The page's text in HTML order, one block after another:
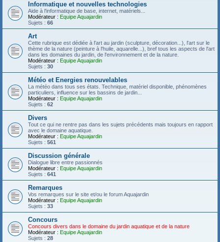
Informatique et nouvelles technologies
Aide à l'informatique de base, internet, matériels...
Modérateur : Equipe Aquajardin
Sujets : 66
Art
Cette rubrique est dédiée à l'art au jardin (sculpture, décoration...), l'art sur le
thème de la nature (peinture à l'huile, aquarelle...), bref tous les aspects de l'art
dans les domaines du jardin, de l'environnement et de la nature.
Modérateur : Equipe Aquajardin
Sujets : 30
Météo et Energies renouvelables
La météo dans tous ses états. Technique, matériel disponible, phénomènes
particuliers, influence sur les bassins de jardin...
Modérateur : Equipe Aquajardin
Sujets : 62
Divers
Tout ce qui ne rentre pas dans les sujets précédents mais toujours en rapport
avec le domaine aquatique.
Modérateur : Equipe Aquajardin
Sujets : 561
Discussion générale
Dialogue libre entre passionnés
Modérateur : Equipe Aquajardin
Sujets : 641
Remarques
Vos remarques sur le site et/ou le forum Aquajardin
Modérateur : Equipe Aquajardin
Sujets : 33
Concours
Concours divers dans le domaine du jardin aquatique et de la nature
Modérateur : Equipe Aquajardin
Sujets : 28